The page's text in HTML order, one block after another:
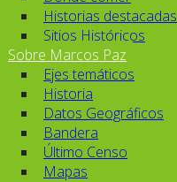
Historias destacadas
Sitios Históricos
Sobre Marcos Paz
Ejes temáticos
Historia
Datos Geográficos
Bandera
Último Censo
Mapas